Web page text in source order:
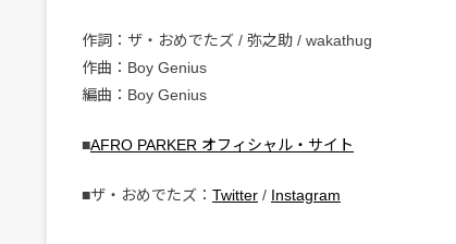
作詞：ザ・おめでたズ / 弥之助 / wakathug
作曲：Boy Genius
編曲：Boy Genius
■AFRO PARKER オフィシャル・サイト
■ザ・おめでたズ： Twitter / Instagram